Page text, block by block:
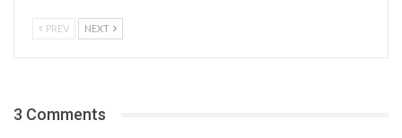
PREV NEXT
3 Comments